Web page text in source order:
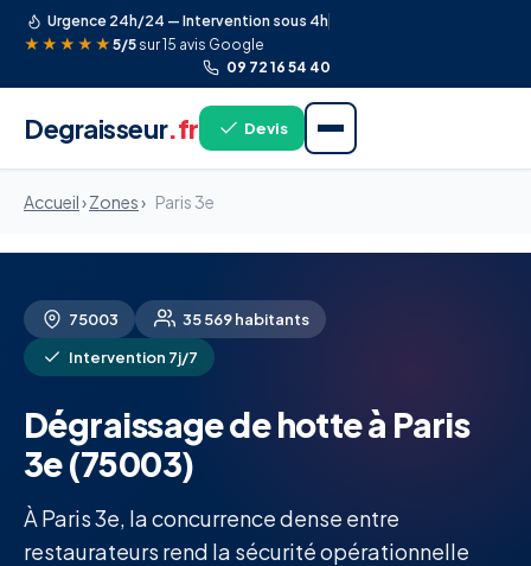
Urgence 24h/24 — Intervention sous 4h
★★★★★ 5/5 sur 15 avis Google
09 72 16 54 40
Degraisseur.fr Devis
Accueil›Zones› Paris 3e
75003
35 569 habitants
Intervention 7j/7
Dégraissage de hotte à Paris
3e (75003)
À Paris 3e, la concurrence dense entre
restaurateurs rend la sécurité opérationnelle